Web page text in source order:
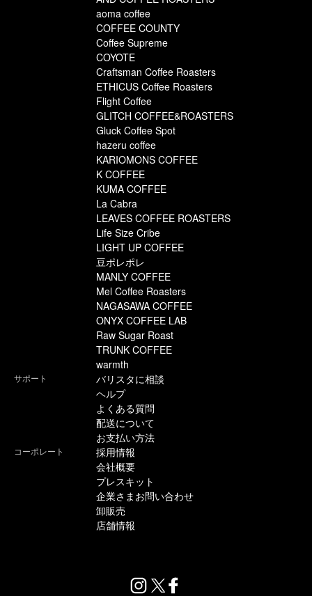
aoma coffee
COFFEE COUNTY
Coffee Supreme
COYOTE
Craftsman Coffee Roasters
ETHICUS Coffee Roasters
Flight Coffee
GLITCH COFFEE&ROASTERS
Gluck Coffee Spot
hazeru coffee
KARIOMONS COFFEE
K COFFEE
KUMA COFFEE
La Cabra
LEAVES COFFEE ROASTERS
Life Size Cribe
LIGHT UP COFFEE
豆ポレポレ
MANLY COFFEE
Mel Coffee Roasters
NAGASAWA COFFEE
ONYX COFFEE LAB
Raw Sugar Roast
TRUNK COFFEE
warmth
サポート
バリスタに相談
ヘルプ
よくある質問
配送について
お支払い方法
コーポレート
採用情報
会社概要
プレスキット
企業さまお問い合わせ
卸販売
店舗情報